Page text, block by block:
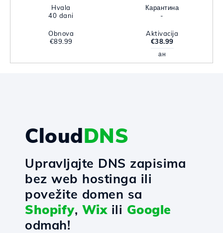
Hvala
40 dani
Карантина
-
Obnova
€89.99
Aktivacija
€38.99
ан
CloudDNS
Upravljajte DNS zapisima
bez web hostinga ili
povežite domen sa
Shopify, Wixili Google
odmah!